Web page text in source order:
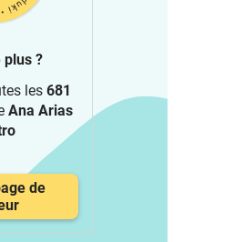
plus ?
les 681
Ana Arias
de